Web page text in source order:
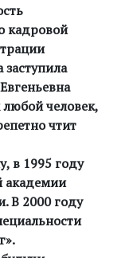
кадровой
человек,
чтит
в 1995 году
академии
В 2000 году